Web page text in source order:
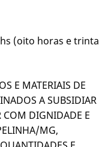
(oito horas e trinta
E MATERIAIS DE
A SUBSIDIAR
COM DIGNIDADE E
MG,